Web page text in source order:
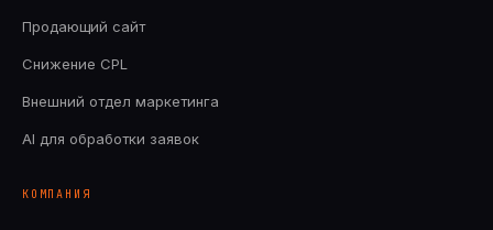
Продающий сайт
Снижение CPL
Внешний отдел маркетинга
AI для обработки заявок
КОМПАНИЯ